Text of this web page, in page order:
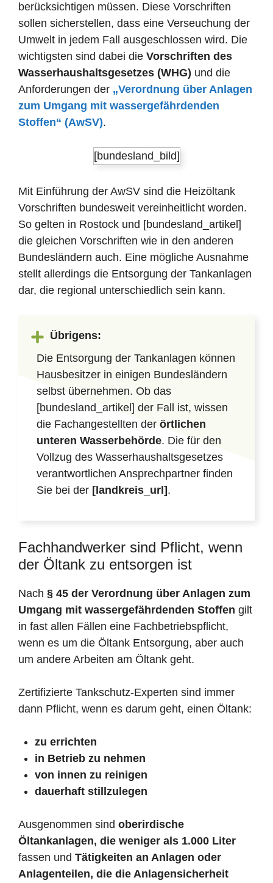
berücksichtigen müssen. Diese Vorschriften
sollen sicherstellen, dass eine Verseuchung der
Umwelt in jedem Fall ausgeschlossen wird. Die
wichtigsten sind dabei die Vorschriften des
Wasserhaushaltsgesetzes (WHG) und die
Anforderungen der „Verordnung über Anlagen
zum Umgang mit wassergefährdenden
Stoffen“ (AwSV).
[bundesland_bild]
Mit Einführung der AwSV sind die Heizöltank
Vorschriften bundesweit vereinheitlicht worden.
So gelten in Rostock und [bundesland_artikel]
die gleichen Vorschriften wie in den anderen
Bundesländern auch. Eine mögliche Ausnahme
stellt allerdings die Entsorgung der Tankanlagen
dar, die regional unterschiedlich sein kann.
Übrigens:
Die Entsorgung der Tankanlagen können
Hausbesitzer in einigen Bundesländern
selbst übernehmen. Ob das
[bundesland_artikel] der Fall ist, wissen
die Fachangestellten der örtlichen
unteren Wasserbehörde. Die für den
Vollzug des Wasserhaushaltsgesetzes
verantwortlichen Ansprechpartner finden
Sie bei der [landkreis_url] .
Fachhandwerker sind Pflicht, wenn
der Öltank zu entsorgen ist
Nach § 45 der Verordnung über Anlagen zum
Umgang mit wassergefährdenden Stoffen gilt
in fast allen Fällen eine Fachbetriebspflicht,
wenn es um die Öltank Entsorgung, aber auch
um andere Arbeiten am Öltank geht.
Zertifizierte Tankschutz-Experten sind immer
dann Pflicht, wenn es darum geht, einen Öltank:
zu errichten
in Betrieb zu nehmen
von innen zu reinigen
dauerhaft stillzulegen
Ausgenommen sind oberirdische
Öltankanlagen, die weniger als 1.000 Liter
fassen und Tätigkeiten an Anlagen oder
Anlagenteilen, die die Anlagensicherheit